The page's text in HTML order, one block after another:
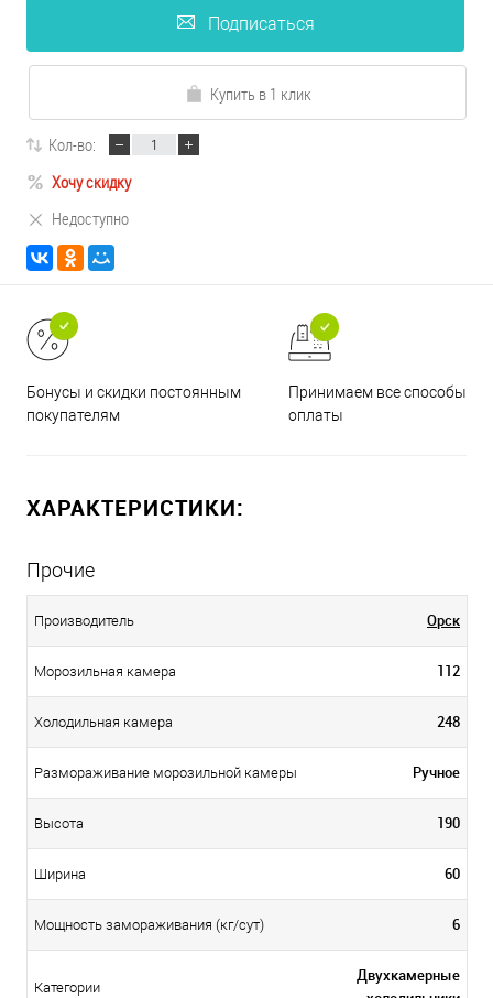
Подписаться
Купить в 1 клик
Кол-во:
Хочу скидку
Недоступно
Бонусы и скидки постоянным
покупателям
Принимаем все способы
оплаты
ХАРАКТЕРИСТИКИ:
Прочие
Производитель Орск
Морозильная камера 112
Холодильная камера 248
Размораживание морозильной камеры Ручное
Высота 190
Ширина 60
Мощность замораживания (кг/сут) 6
Категории
Двухкамерные